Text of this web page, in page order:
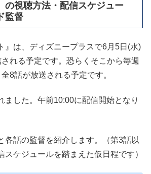
の視聴方法・配信スケジュー
監督
』は、ディズニープラスで6月5日(水)
れる予定です。恐らくそこから毎週
8話が放送される予定です。
ました。午前10:00に配信開始となり
各話の監督を紹介します。（第3話以
スケジュールを踏まえた仮日程です）